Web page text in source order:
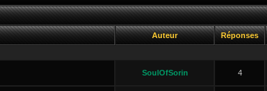
Auteur Réponses
SoulOfSorin 4